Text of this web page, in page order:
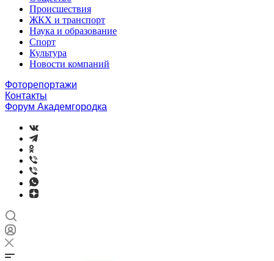
Происшествия
ЖКХ и транспорт
Наука и образование
Спорт
Культура
Новости компаний
Фоторепортажи
Контакты
Форум Академгородка